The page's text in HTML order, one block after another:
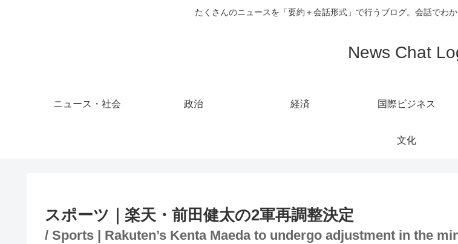
たくさんのニュースを「要約＋会話形式」で行うブログ。会話でわ
News Chat
ニュース・社会 政治 経済 国際ビジネス
文化
スポーツ｜楽天・前田健太の2軍再調整決定
/ Sports | Rakuten’s Kenta Maeda to undergo adjustment in the